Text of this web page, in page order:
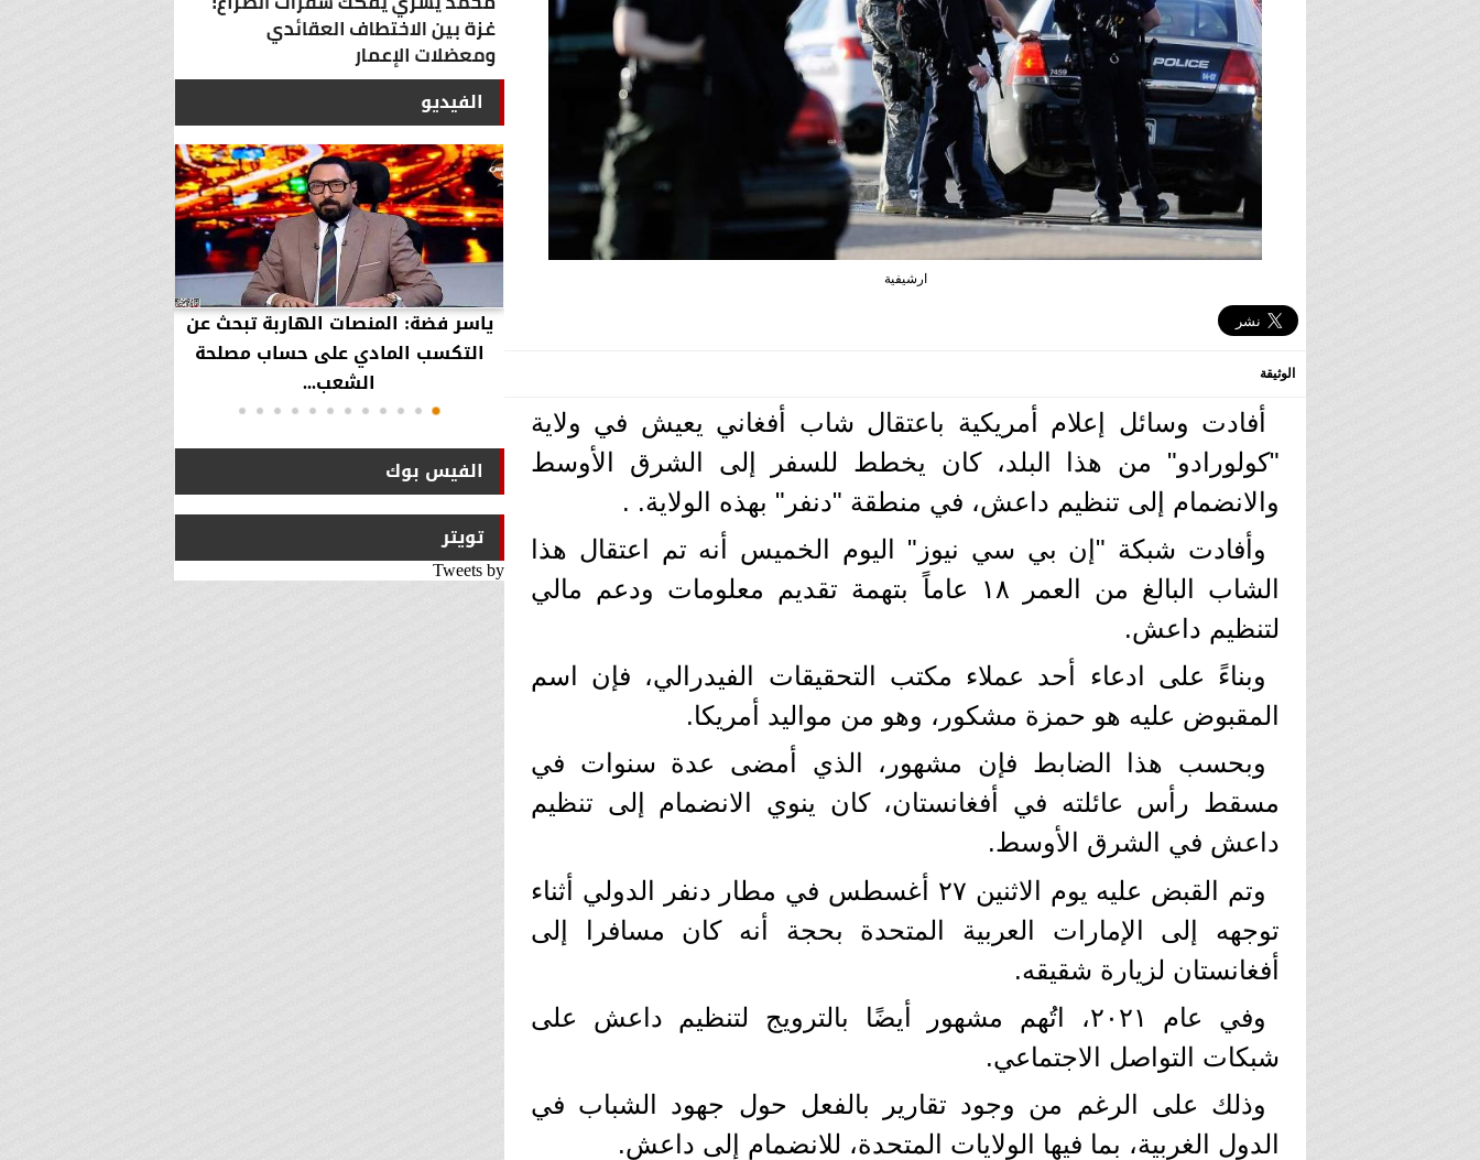
ارشيفية
الوثيقة
أفادت وسائل إعلام أمريكية باعتقال شاب أفغاني يعيش في ولاية
"كولورادو" من هذا البلد، كان يخطط للسفر إلى الشرق الأوسط
والانضمام إلى تنظيم داعش، في منطقة "دنفر" بهذه الولاية. .
وأفادت شبكة "إن بي سي نيوز" اليوم الخميس أنه تم اعتقال هذا
الشاب البالغ من العمر ۱۸ عاماً بتهمة تقديم معلومات ودعم مالي
لتنظيم داعش.
وبناءً على ادعاء أحد عملاء مكتب التحقيقات الفيدرالي، فإن اسم
المقبوض عليه هو حمزة مشكور، وهو من مواليد أمريكا.
وبحسب هذا الضابط فإن مشهور، الذي أمضى عدة سنوات في
مسقط رأس عائلته في أفغانستان، كان ينوي الانضمام إلى تنظيم
داعش في الشرق الأوسط.
وتم القبض عليه يوم الاثنين ۲۷ أغسطس في مطار دنفر الدولي أثناء
توجهه إلى الإمارات العربية المتحدة بحجة أنه كان مسافرا إلى
أفغانستان لزيارة شقيقه.
وفي عام ۲۰۲۱، اتُهم مشهور أيضًا بالترويج لتنظيم داعش على
شبكات التواصل الاجتماعي.
وذلك على الرغم من وجود تقارير بالفعل حول جهود الشباب في
الدول الغربية، بما فيها الولايات المتحدة، للانضمام إلى داعش.
الفيديو
ياسر فضة: المنصات الهاربة تبحث عن
التكسب المادي على حساب مصلحة
الشعب...
الفيس بوك
تويتر
Tweets by